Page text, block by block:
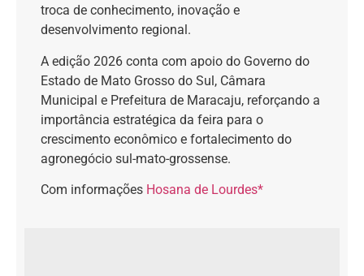
troca de conhecimento, inovação e
desenvolvimento regional.
A edição 2026 conta com apoio do Governo do
Estado de Mato Grosso do Sul, Câmara
Municipal e Prefeitura de Maracaju, reforçando a
importância estratégica da feira para o
crescimento econômico e fortalecimento do
agronegócio sul-mato-grossense.
Com informações Hosana de Lourdes*